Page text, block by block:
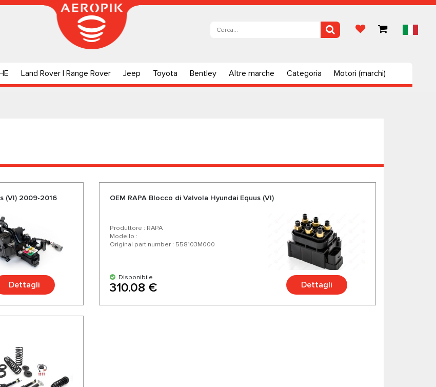
Land Rover | Range Rover Jeep Toyota Bentley Altre marche Categoria Motori (marchi)
(VI) 2009-2016
Dettagli
OEM RAPA Blocco di Valvola Hyundai Equus (VI)
Produttore : RAPA
Modello :
Original part number : 558103M000
Disponibile
310.08 € Dettagli